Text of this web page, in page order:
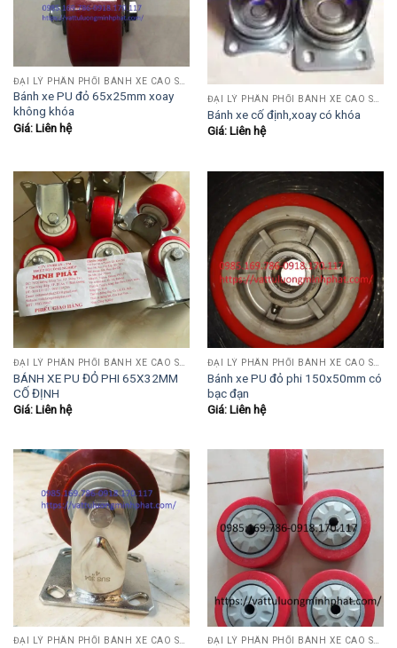
Bánh xe PU đỏ 65x25mm xoay
không khóa
Giá: Liên hệ
Bánh xe cố định,xoay có khóa
Giá: Liên hệ
BÁNH XE PU ĐỎ PHI 65X32MM
CỐ ĐỊNH
Giá: Liên hệ
Bánh xe PU đỏ phi 150x50mm có
bạc đạn
Giá: Liên hệ
ĐẠI LÝ PHÂN PHỐI BÁNH XE CAO SU-PU-INOX ĐẠI LÝ PHÂN PHỐI BÁNH XE CAO SU-PU-INOX